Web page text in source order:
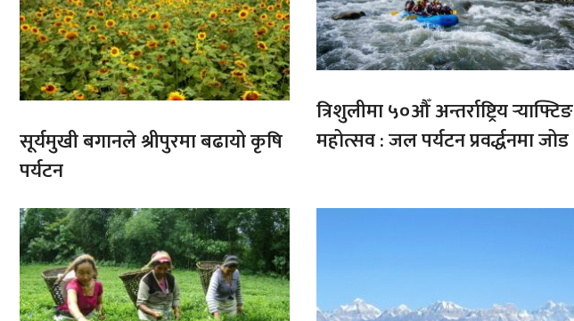
सूर्यमुखी बगानले श्रीपुरमा बढायो कृषि
पर्यटन
त्रिशुलीमा ५०औँ अन्तर्राष्ट्रिय र्‍याफ्टिङ
महोत्सव : जल पर्यटन प्रवर्द्धनमा जोड